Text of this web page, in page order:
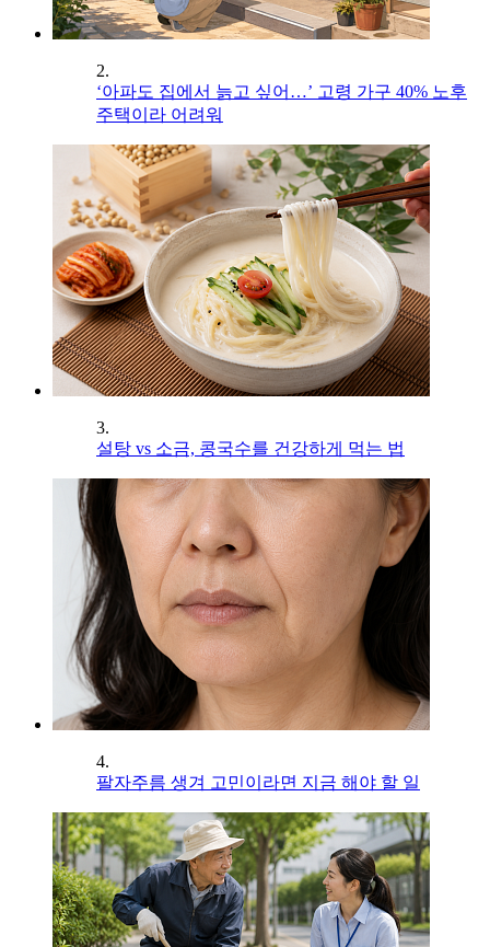
2.
‘아파도 집에서 늙고 싶어…’ 고령 가구 40% 노후
주택이라 어려워
3.
설탕 vs 소금, 콩국수를 건강하게 먹는 법
4.
팔자주름 생겨 고민이라면 지금 해야 할 일